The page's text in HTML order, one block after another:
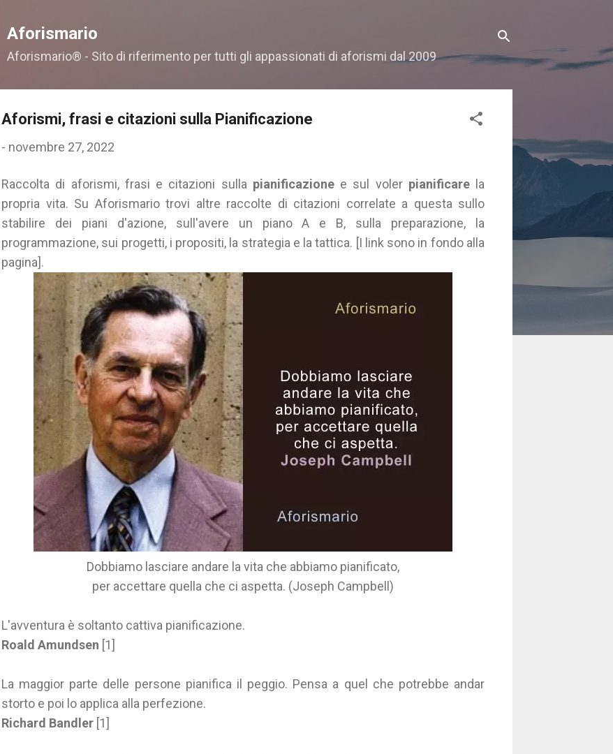
Aforismario
Aforismario® - Sito di riferimento per tutti gli appassionati di aforismi dal 2009
Aforismi, frasi e citazioni sulla Pianificazione
- novembre 27, 2022
Raccolta di aforismi, frasi e citazioni sulla pianificazionee sul voler pianificarela
propria vita. Su Aforismario trovi altre raccolte di citazioni correlate a questa sullo
stabilire dei piani d'azione, sull'avere un piano A e B, sulla preparazione, la
programmazione, sui progetti, i propositi, la strategia e la tattica. [I link sono in fondo alla
pagina].
Dobbiamo lasciare andare la vita che abbiamo pianificato,
per accettare quella che ci aspetta. (Joseph Campbell)
L'avventura è soltanto cattiva pianificazione.
Roald Amundsen [1]
La maggior parte delle persone pianifica il peggio. Pensa a quel che potrebbe andar
storto e poi lo applica alla perfezione.
Richard Bandler [1]